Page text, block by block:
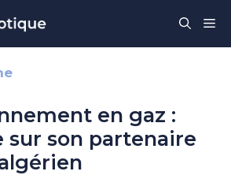
en gaz :
sur son partenaire